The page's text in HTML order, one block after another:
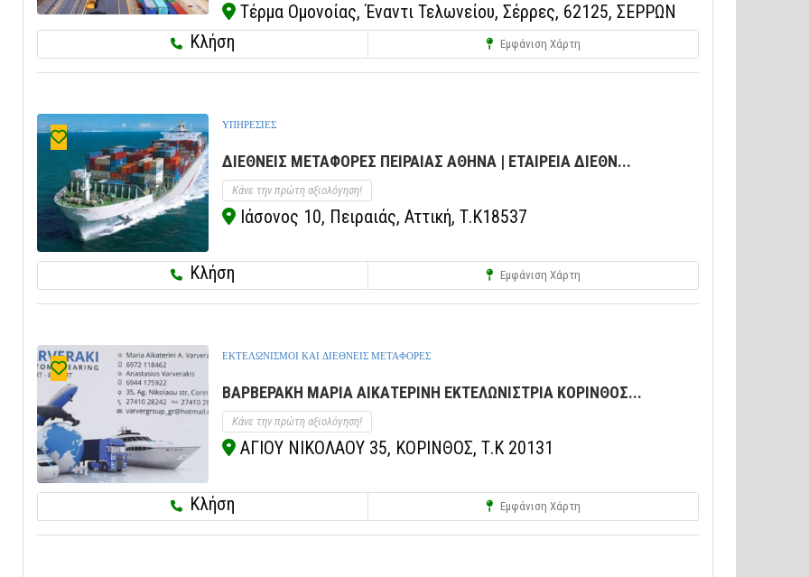
Τέρμα Ομονοίας, Έναντι Τελωνείου, Σέρρες, 62125, ΣΕΡΡΩΝ
Κλήση
Εμφάνιση Χάρτη
ΥΠΗΡΕΣΙΕΣ
ΔΙΕΘΝΕΙΣ ΜΕΤΑΦΟΡΕΣ ΠΕΙΡΑΙΑΣ ΑΘΗΝΑ | ΕΤΑΙΡΕΙΑ ΔΙΕΘΝ...
Κάνε την πρώτη αξιολόγηση!
Ιάσονος 10, Πειραιάς, Αττική, Τ.Κ18537
Κλήση Εμφάνιση Χάρτη
ΕΚΤΕΛΩΝΙΣΜΟΙ ΚΑΙ ΔΙΕΘΝΕΙΣ ΜΕΤΑΦΟΡΕΣ
ΒΑΡΒΕΡΑΚΗ ΜΑΡΙΑ ΑΙΚΑΤΕΡΙΝΗ ΕΚΤΕΛΩΝΙΣΤΡΙΑ ΚΟΡΙΝΘΟΣ...
Κάνε την πρώτη αξιολόγηση!
ΑΓΙΟΥ ΝΙΚΟΛΑΟΥ 35, ΚΟΡΙΝΘΟΣ, Τ.Κ 20131
Κλήση Εμφάνιση Χάρτη